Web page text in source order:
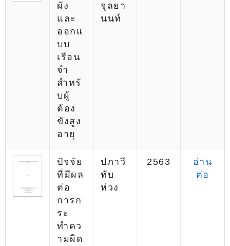
ผัง
และ
ออกแ
บบ
เรือน
จำ
สำหรั
บผู้
ต้อง
ขังสูง
อายุ
จุลยา
นนท์
ปัจจัย
ที่มีผล
ต่อ
การก
ระ
ทำคว
ามผิด
ปภาวี
ทับ
ห่วง
2563
อ่าน
ต่อ